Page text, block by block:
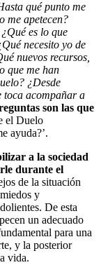
qué punto me
me apetecen?
es lo que
necesito yo de
nuevos recursos,
que me han
¿Desde
toca acompañar a
son las que
el Duelo
ayuda?’.
a la sociedad
durante el
de la situación
y
De esta
un adecuado
para una
y la posterior
vida.